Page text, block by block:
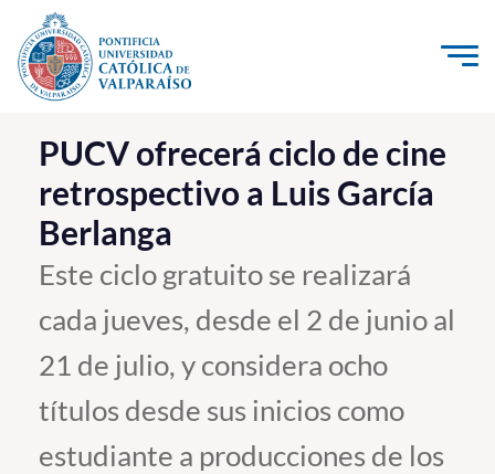
Click acá para ir directamente al contenido
La Universidad
Investigación, Creación e Innovación
PUCV Internacional
Vinculación con el Medio
Admisión
Pregrado
PUCV ofrecerá ciclo de cine
retrospectivo a Luis García
Berlanga
Este ciclo gratuito se realizará
cada jueves, desde el 2 de junio al
21 de julio, y considera ocho
títulos desde sus inicios como
estudiante a producciones de los